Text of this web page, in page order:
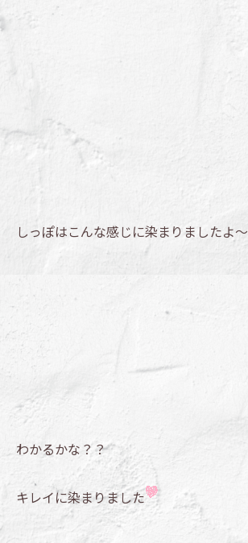
しっぽはこんな感じに染まりましたよ～
わかるかな？？
キレイに染まりました